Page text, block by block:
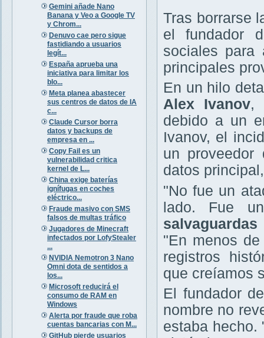
Gemini añade Nano
Banana y Veo a Google TV
y Chrom...
Denuvo cae pero sigue
fastidiando a usuarios
legít...
España aprueba una
iniciativa para limitar los
blo...
Meta planea abastecer
sus centros de datos de IA
c...
Claude Cursor borra
datos y backups de
empresa en ...
Copy Fail es un
vulnerabilidad critica
kernel de L...
China exige baterías
ignífugas en coches
eléctrico...
Fraude masivo con SMS
falsos de multas tráfico
Jugadores de Minecraft
infectados por LofyStealer
...
NVIDIA Nemotron 3 Nano
Omni dota de sentidos a
los...
Microsoft reducirá el
consumo de RAM en
Windows
Alerta por fraude que roba
cuentas bancarias con M...
GitHub pierde usuarios
Tras borrarse
el fundador
sociales
principales
En un hilo
Alex Ivanov,
debido a un
Ivanov, el
un proveedor
datos
"No fue un
lado. Fue
salvaguardas
"En menos
registros
que creíamos
El fundador
nombre no
estaba